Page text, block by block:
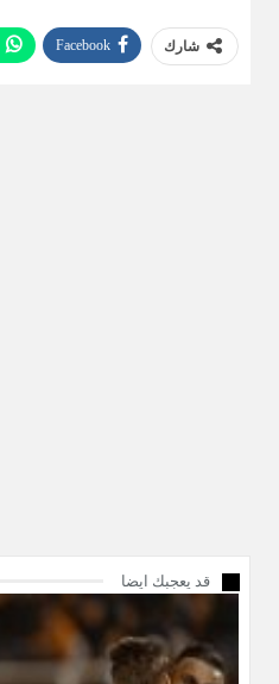
شارك Facebook
قد يعجبك ايضا